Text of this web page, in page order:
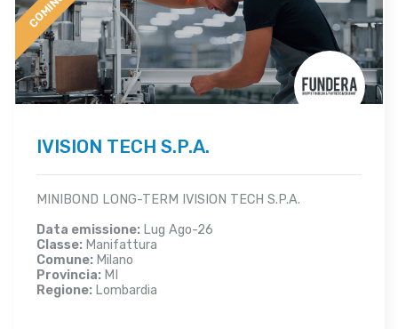
IVISION TECH S.P.A.
MINIBOND LONG-TERM IVISION TECH S.P.A.
Data emissione: Lug Ago-26
Classe: Manifattura
Comune: Milano
Provincia: MI
Regione: Lombardia